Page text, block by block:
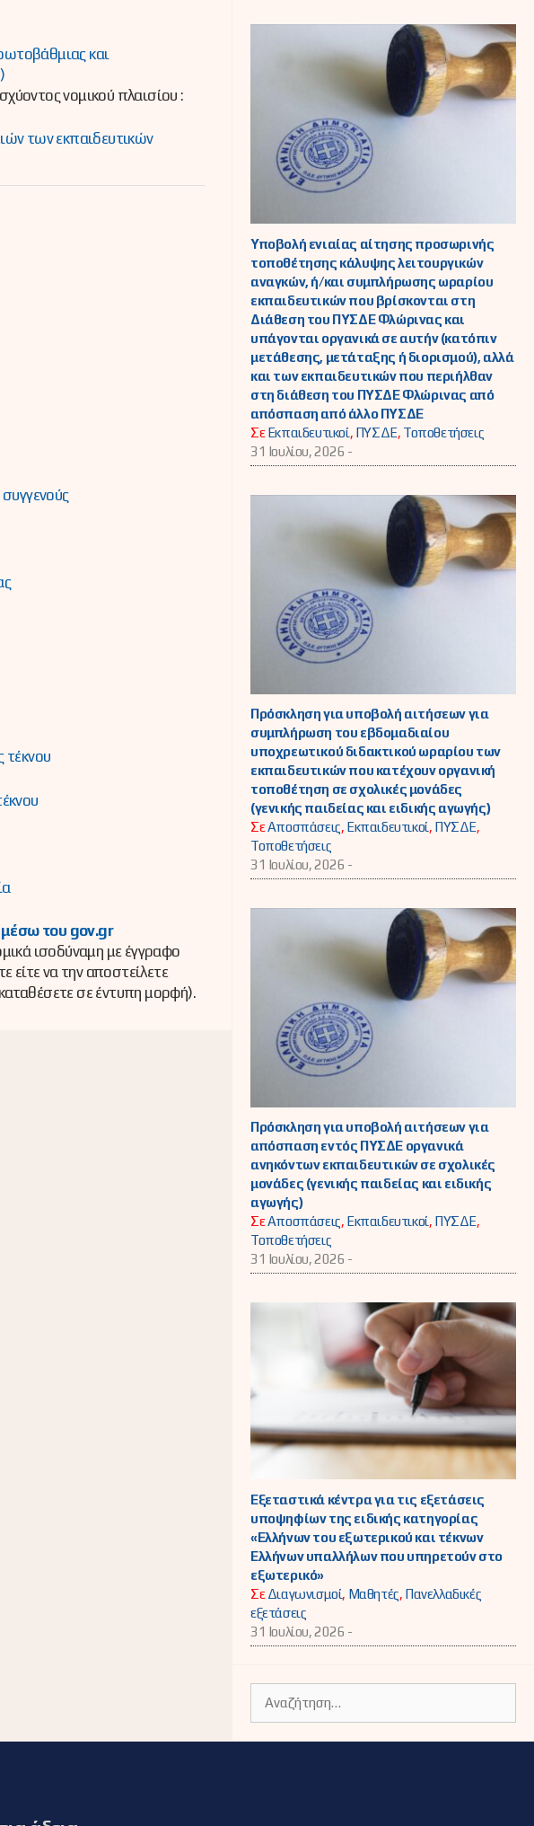
και
νομικού πλαισίου :
των εκπαιδευτικών
τέκνου
του gov.gr
ισοδύναμη με έγγραφο
είτε να την αποστείλετε
σε έντυπη μορφή).
Υποβολή ενιαίας αίτησης προσωρινής
τοποθέτησης κάλυψης λειτουργικών
αναγκών, ή/και συμπλήρωσης ωραρίου
εκπαιδευτικών που βρίσκονται στη
Διάθεση του ΠΥΣΔΕ Φλώρινας και
υπάγονται οργανικά σε αυτήν (κατόπιν
μετάθεσης, μετάταξης ή διορισμού), αλλά
και των εκπαιδευτικών που περιήλθαν
στη διάθεση του ΠΥΣΔΕ Φλώρινας από
απόσπαση από άλλο ΠΥΣΔΕ
ΣεΕκπαιδευτικοί, ΠΥΣΔΕ, Τοποθετήσεις
31 Ιουλίου, 2026 -
Πρόσκληση για υποβολή αιτήσεων για
συμπλήρωση του εβδομαδιαίου
υποχρεωτικού διδακτικού ωραρίου των
εκπαιδευτικών που κατέχουν οργανική
τοποθέτηση σε σχολικές μονάδες
(γενικής παιδείας και ειδικής αγωγής)
ΣεΑποσπάσεις, Εκπαιδευτικοί, ΠΥΣΔΕ,
Τοποθετήσεις
31 Ιουλίου, 2026 -
Πρόσκληση για υποβολή αιτήσεων για
απόσπαση εντός ΠΥΣΔΕ οργανικά
ανηκόντων εκπαιδευτικών σε σχολικές
μονάδες (γενικής παιδείας και ειδικής
αγωγής)
ΣεΑποσπάσεις, Εκπαιδευτικοί, ΠΥΣΔΕ,
Τοποθετήσεις
31 Ιουλίου, 2026 -
Εξεταστικά κέντρα για τις εξετάσεις
υποψηφίων της ειδικής κατηγορίας
«Ελλήνων του εξωτερικού και τέκνων
Ελλήνων υπαλλήλων που υπηρετούν στο
εξωτερικό»
ΣεΔιαγωνισμοί, Μαθητές, Πανελλαδικές
εξετάσεις
31 Ιουλίου, 2026 -
για: